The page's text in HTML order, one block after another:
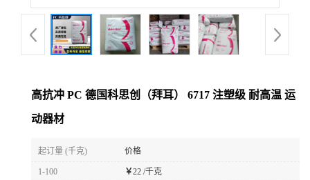
品
展
证
高抗冲 PC 德国科思创（拜耳） 6717 注塑级 耐高温 运
动器材
起订量 (千克) 价格
1-100 ￥22 /千克